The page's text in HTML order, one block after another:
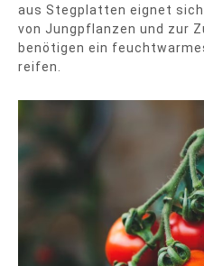
aus Stegplatten eignet
von Jungpflanzen und zur
benötigen ein
reifen.